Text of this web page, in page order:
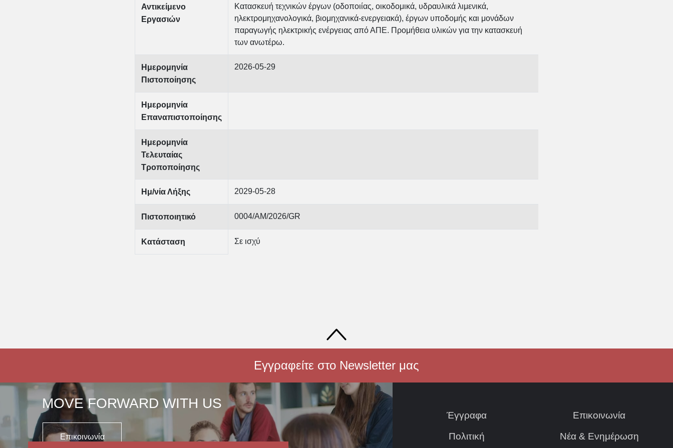
Αντικείμενο
Εργασιών
Κατασκευή τεχνικών έργων (οδοποιίας, οικοδομικά, υδραυλικά λιμενικά,
ηλεκτρομηχανολογικά, βιομηχανικά-ενεργειακά), έργων υποδομής και μονάδων
παραγωγής ηλεκτρικής ενέργειας από ΑΠΕ. Προμήθεια υλικών για την κατασκευή
των ανωτέρω.
Ημερομηνία
Πιστοποίησης
2026-05-29
Ημερομηνία
Επαναπιστοποίησης
Ημερομηνία
Τελευταίας
Τροποποίησης
Ημ/νία Λήξης 2029-05-28
Πιστοποιητικό 0004/AM/2026/GR
Κατάσταση Σε ισχύ
Εγγραφείτε στο Newsletter μας
MOVE FORWARD WITH US
Επικοινωνία
Έγγραφα
Πολιτική
Επικοινωνία
Νέα & Ενημέρωση